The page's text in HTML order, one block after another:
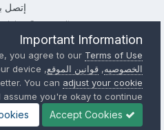
إتصل
Community
Important Information
you agree to ourTerms of Use
الخصوصيه, قوانين الموقع, We have placed
device
You canadjust your cookie
assume you're okay to continue..
Accept Cookies